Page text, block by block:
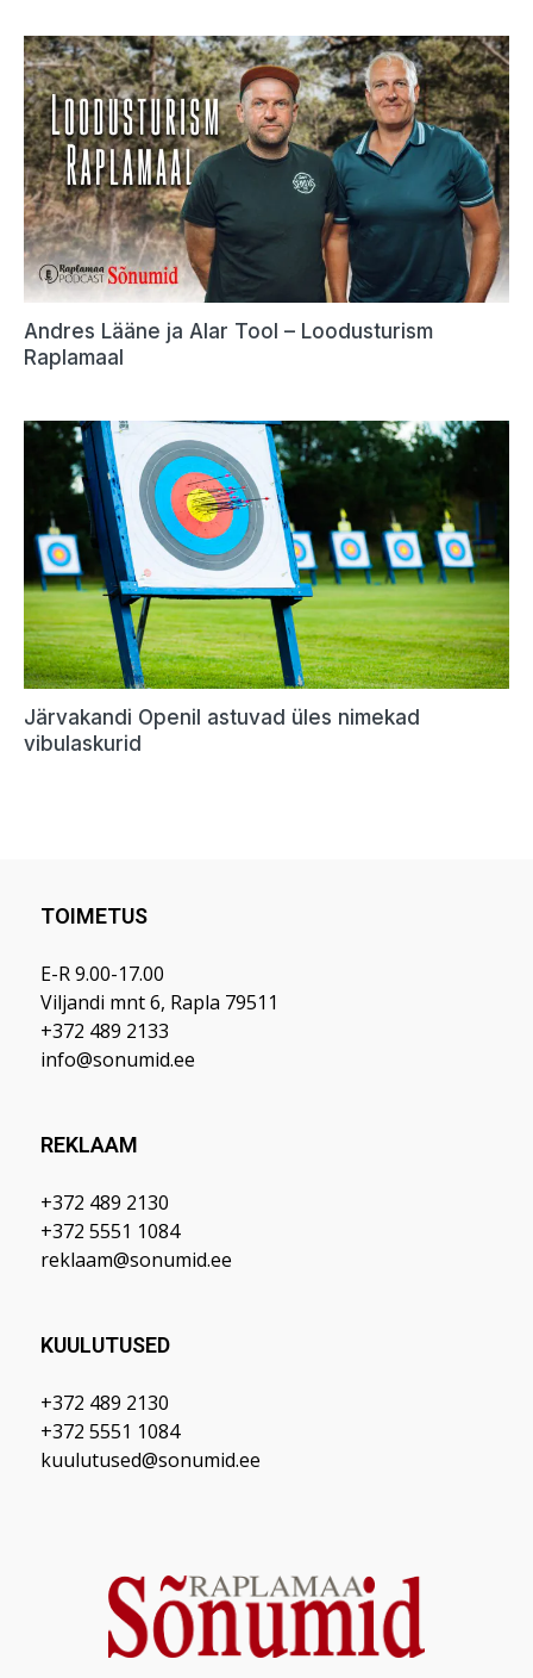
TOIMETUS
E-R 9.00-17.00
Viljandi mnt 6, Rapla 79511
+372 489 2133
info@sonumid.ee
REKLAAM
+372 489 2130
+372 5551 1084
reklaam@sonumid.ee
KUULUTUSED
+372 489 2130
+372 5551 1084
kuulutused@sonumid.ee